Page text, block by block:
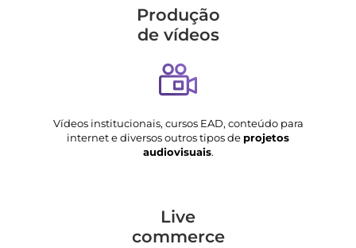
Produção
de vídeos
Vídeos institucionais, cursos EAD, conteúdo para
internet e diversos outros tipos de projetos
audiovisuais.
Live
commerce